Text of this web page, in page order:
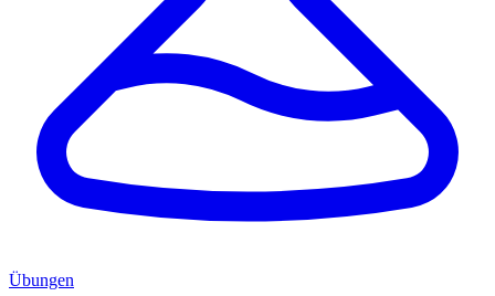
Übungen